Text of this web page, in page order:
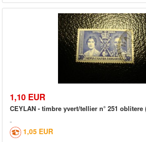
1,10 EUR
CEYLAN - timbre yvert/tellier n° 251 oblitere
1,05 EUR